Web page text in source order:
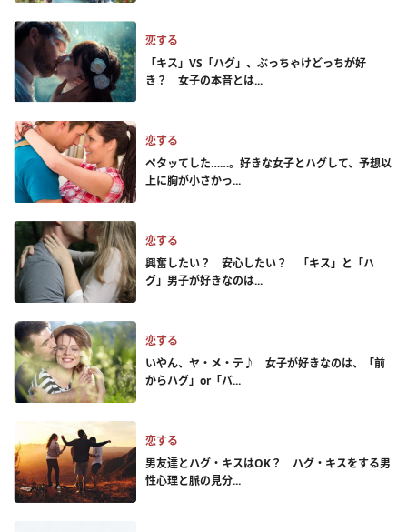
恋する
「キス」VS「ハグ」、ぶっちゃけどっちが好
き？ 女子の本音とは...
恋する
ペタッてした……。好きな女子とハグして、予想以
上に胸が小さかっ...
恋する
興奮したい？ 安心したい？ 「キス」と「ハ
グ」男子が好きなのは...
恋する
いやん、ヤ・メ・テ♪ 女子が好きなのは、「前
からハグ」or「バ...
恋する
男友達とハグ・キスはOK？ ハグ・キスをする男
性心理と脈の見分...